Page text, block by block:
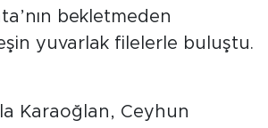
bekletmeden
yuvarlak filelerle buluştu.
Karaoğlan, Ceyhun